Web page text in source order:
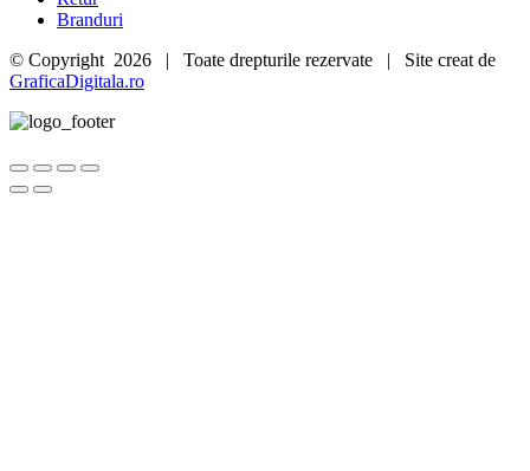
Branduri
© Copyright 2026 | Toate drepturile rezervate | Site creat de
GraficaDigitala.ro